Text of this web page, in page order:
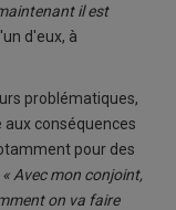
il est
d'eux, à
problématiques,
conséquences
pour des
« Avec mon conjoint,
on va faire